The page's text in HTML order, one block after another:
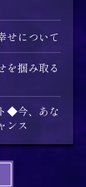
せについて
を掴み取る
◆今、あな
ンス